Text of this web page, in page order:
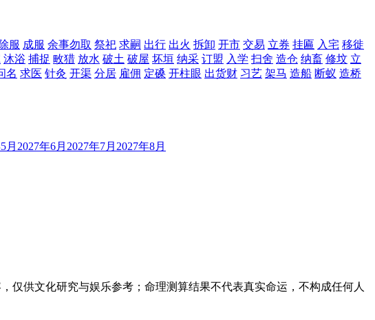
除服 成服 余事勿取 祭祀 求嗣 出行 出火 拆卸 开市 交易 立券 挂匾 入宅 移徙
沐浴 捕捉 畋猎 放水 破土 破屋 坏垣 纳采 订盟 入学 扫舍 造仓 纳畜 修坟 立
名 求医 针灸 开渠 分居 雇佣 定磉 开柱眼 出货财 习艺 架马 造船 断蚁 造桥
月 2027年6月 2027年7月 2027年8月
供文化研究与娱乐参考；命理测算结果不代表真实命运，不构成任何人